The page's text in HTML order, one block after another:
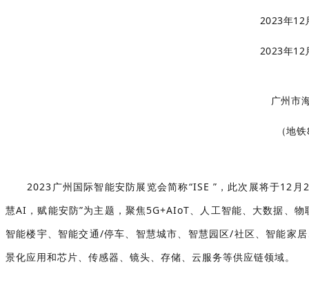
2023年
2023年
广州市
（地
2023广州国际智能安防展览会简称“ISE ”，此次展将于12月
慧AI，赋能安防”为主题，聚焦5G+AIoT、人工智能、大数据、
智能楼宇、智能交通/停车、智慧城市、智慧园区/社区、智能家
景化应用和芯片、传感器、镜头、存储、云服务等供应链领域。